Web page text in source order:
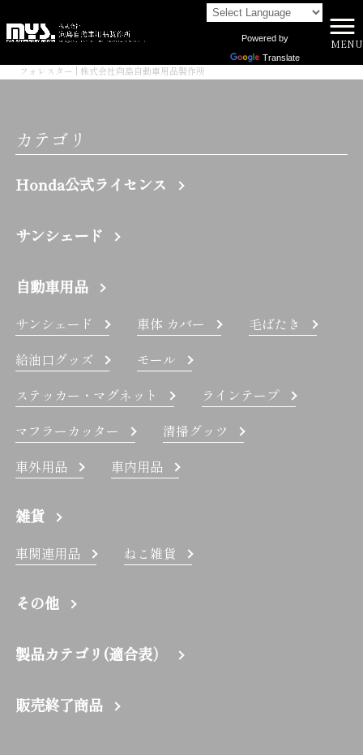
Powered by
Translate
MENU
フォレスター | 株式会社向島自動車用品製作所
カテゴリ
Honda公式ライセンス
サンシェード
自動車用品
サンシェード 車体 カバー
毛ばたき
給油口グッズ
モール
ステッカー・マグネット
ラインテープ
マフラーカッター
清掃グッツ
車外用品
車内用品
雑貨
車関連用品 ねこ雑貨
その他
製品カテゴリ(適合表）
販売終了商品